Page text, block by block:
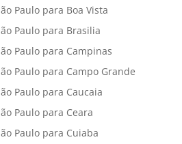
Paulo para Boa Vista
Paulo para Brasilia
Paulo para Campinas
Paulo para Campo Grande
Paulo para Caucaia
Paulo para Ceara
Paulo para Cuiaba